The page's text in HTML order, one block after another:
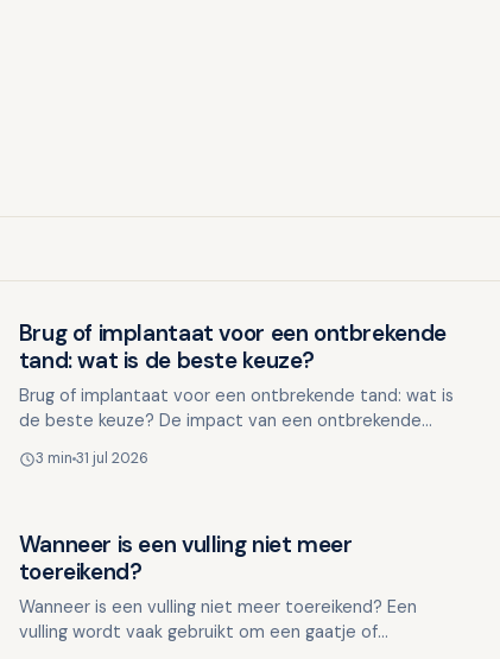
Overig nieuws
Brug of implantaat voor een ontbrekende
tand: wat is de beste keuze?
Brug of implantaat voor een ontbrekende tand: wat is
de beste keuze? De impact van een ontbrekende
kan inv…
3 min 31 jul 2026
Overig nieuws
Wanneer is een vulling niet meer
toereikend?
Wanneer is een vulling niet meer toereikend? Een
vulling wordt vaak gebruikt om een gaatje of